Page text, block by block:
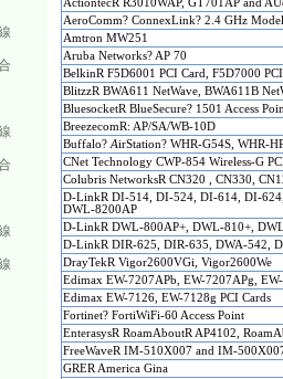
ActiontecR R3010WAP, GT701AP and
AeroComm? ConnexLink? 2.4 GHz
Amtron MW251
Aruba Networks? AP 70
BelkinR F5D6001 PCI Card, F5D7000
BlitzzR BWA611 NetWave, BWA611B
BluesocketR BlueSecure? 1501 Access
BreezecomR: AP/SA/WB-10D
Buffalo?AirStation? WHR-G54S, WHR-
CNet Technology CWP-854 Wireless-G
Colubris NetworksR CN320 , CN330,
D-LinkR DI-514, DI-524, DI-614, DI-
DWL-8200AP
D-LinkR DWL-800AP+, DWL-810+,
D-LinkR DIR-625, DIR-635, DWA-542,
DrayTekR Vigor2600VGi, Vigor2600We
Edimax EW-7207APb, EW-7207APg,
Edimax EW-7126, EW-7128g PCI Cards
Fortinet? FortiWiFi-60 Access Point
EnterasysR RoamAboutR AP4102,
FreeWaveR IM-510X007 and IM-
GRER America Gina